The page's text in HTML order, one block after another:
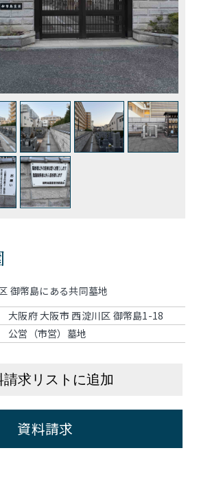
御幣島にある共同墓地
大阪府 大阪市 西淀川区 御幣島1-18
公営（市営）墓地
請求リストに追加
資料請求